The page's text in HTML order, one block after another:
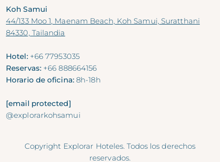
Koh Samui
44/133 Moo 1, Maenam Beach, Koh Samui, Suratthani
84330, Tailandia
Hotel: +66 77953035
Reservas: +66 888664156
Horario de oficina:8h-18h
[email protected]
@explorarkohsamui
Copyright Explorar Hoteles. Todos los derechos
reservados.